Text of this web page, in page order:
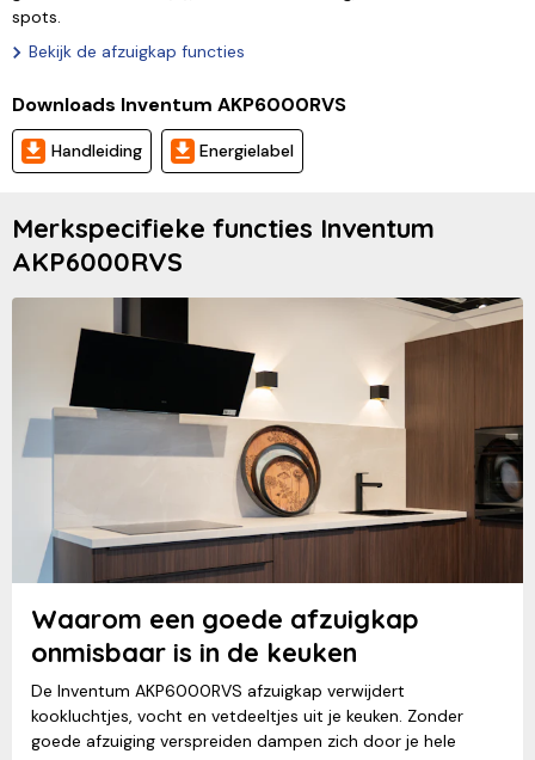
spots.
Bekijk de afzuigkap functies
Downloads Inventum AKP6000RVS
Handleiding Energielabel
Merkspecifieke functies Inventum
AKP6000RVS
Waarom een goede afzuigkap
onmisbaar is in de keuken
De Inventum AKP6000RVS afzuigkap verwijdert
kookluchtjes, vocht en vetdeeltjes uit je keuken. Zonder
goede afzuiging verspreiden dampen zich door je hele